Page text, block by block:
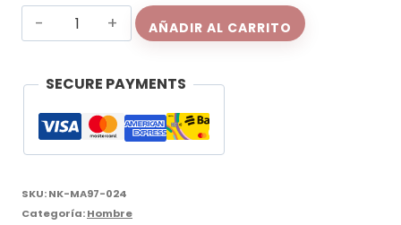
Nike
Air
Max
White
AÑADIR AL CARRITO
SECURE PAYMENTS
SKU:NK-MA97-024
Categoría:Hombre